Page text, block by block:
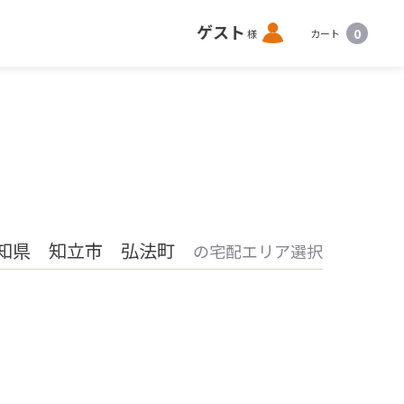
ゲスト 様 ロ
グ
カート 0
県 知立市 弘法町 の宅配エリア選択